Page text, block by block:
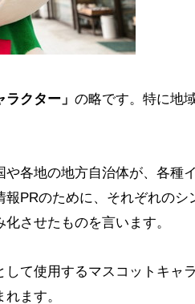
クター」 の略です。特に地
や各地の地方自治体が、各種
PRのために、それぞれのシ
させたものを言います。
て使用するマスコットキャ
ます。